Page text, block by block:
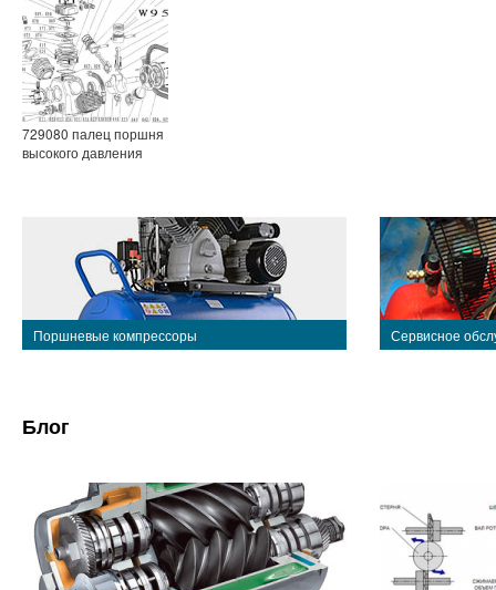
729080 палец поршня
высокого давления
Поршневые компрессоры Сервисное
Блог